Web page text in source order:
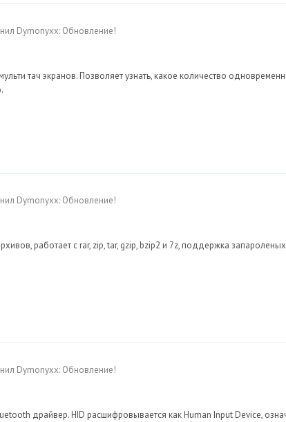
Dymonyxx: Обновление!
тач экранов. Позволяет узнать, какое количество
Dymonyxx: Обновление!
работает с rar, zip, tar, gzip, bzip2 и 7z, поддержка
Dymonyxx: Обновление!
драйвер. HID расшифровывается как Human Input Device,